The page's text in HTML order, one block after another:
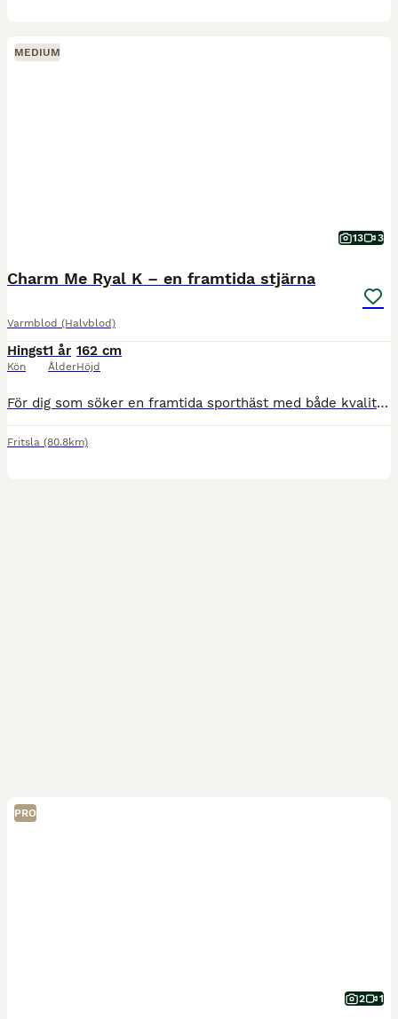
MEDIUM
13 3
Charm Me Ryal K – en framtida stjärna
Varmblod (Halvblod)
Hingst
Kön
1 år
Ålder
162 cm
Höjd
För dig som söker en framtida sporthäst med både kvalitet och karaktär finns nu möjligheten att förvärva Charm Me Ryal K, en lovande unghingst med en stamtavla som förenar några av Europas mest eftert
Fritsla (80.8km)
PRO
2 1